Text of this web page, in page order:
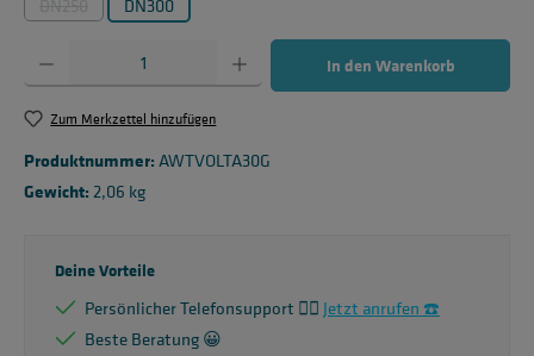
(Diese Option ist zurzeit nicht verfügbar.)
DN300
Produkt Anzahl: Gib den gewünschten Wert ein oder benutze die Schaltflächen um
In den Warenkorb
Zum Merkzettel hinzufügen
Produktnummer:AWTVOLTA30G
Gewicht:2,06 kg
Deine Vorteile
Persönlicher Telefonsupport 🙋‍♂️ Jetzt anrufen ☎️
Beste Beratung 😀